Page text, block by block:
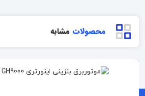
محصولات مشابه